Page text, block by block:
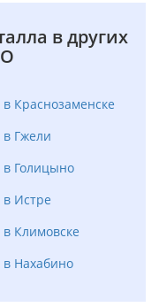
в других
Краснозаменске
Гжели
Голицыно
Истре
Климовске
Нахабино